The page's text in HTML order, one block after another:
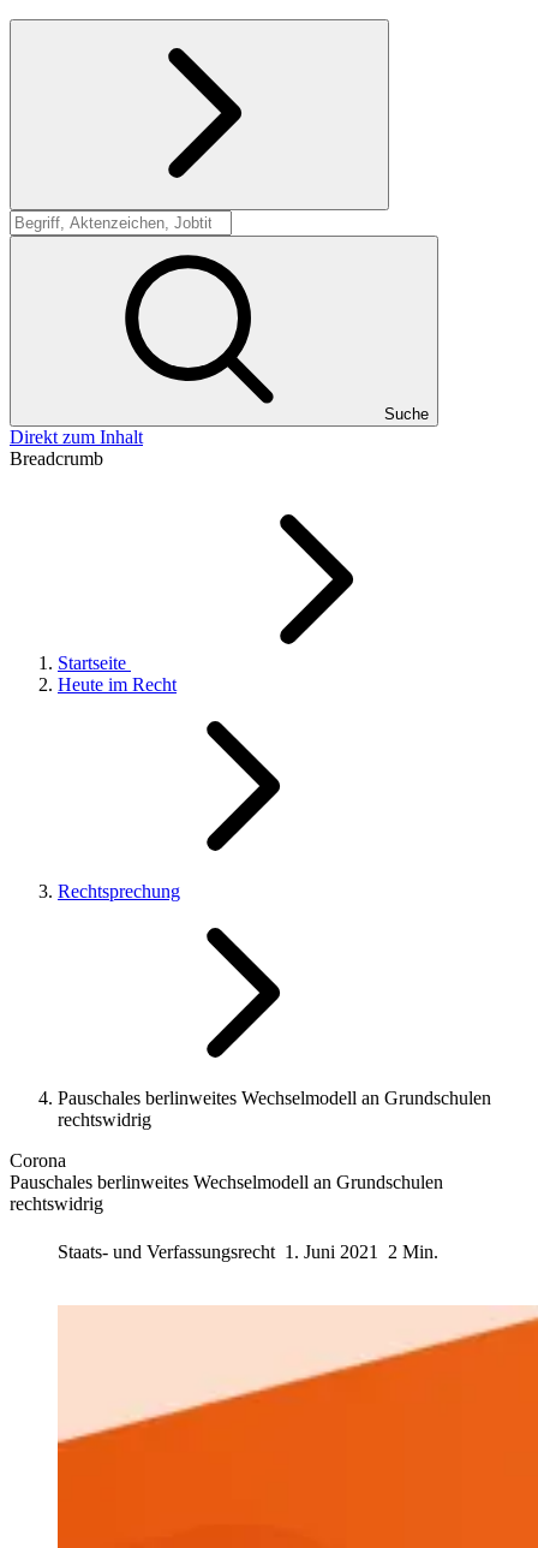
Suche
Suche
Direkt zum Inhalt
Breadcrumb
Startseite
Heute im Recht
Rechtsprechung
Pauschales berlinweites Wechselmodell an Grundschulen
rechtswidrig
Corona
Pauschales berlinweites Wechselmodell an Grundschulen
rechtswidrig
Staats- und Verfassungsrecht 1. Juni 2021 2 Min.